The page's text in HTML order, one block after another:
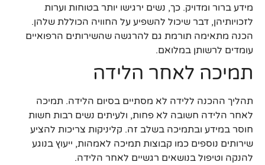
מידע ברור ומדויק. כך, נשים ירגישו יותר בטוחות וערות
לזכויותיהן, דבר שיכול להשפיע על החוויה הכוללת שלהן.
הכנה מתאימה תורמת גם להרגשה שהשירותים הרפואיים
עומדים לרשותן במלואם.
תמיכה לאחר הלידה
תהליך ההכנה ללידה לא מסתיים בסיום הלידה. תמיכה
לאחר הלידה חשובה לא פחות, ולעיתים נשים רבות חשות
חוסר במידע ובתמיכה בשלב זה. קליניקות צריכות להציע
שירותים נוספים כמו קבוצות תמיכה לאמהות, ייעוץ בנוגע
להנקה וטיפול בנושאים רגשיים לאחר הלידה.